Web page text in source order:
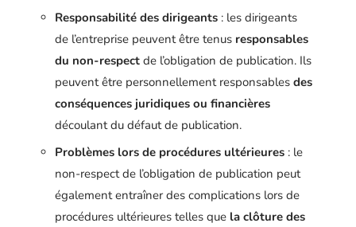
Responsabilité des dirigeants : les dirigeants
de l’entreprise peuvent être tenus responsables
du non-respect de l’obligation de publication. Ils
peuvent être personnellement responsables des
conséquences juridiques ou financières
découlant du défaut de publication.
Problèmes lors de procédures ultérieures : le
non-respect de l’obligation de publication peut
également entraîner des complications lors de
procédures ultérieures telles que la clôture des